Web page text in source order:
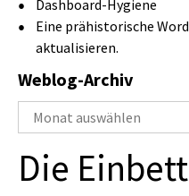
Dashboard-Hygiene
Eine prähistorische
aktualisieren.
Weblog-Archiv
Weblog-
Archiv
Die